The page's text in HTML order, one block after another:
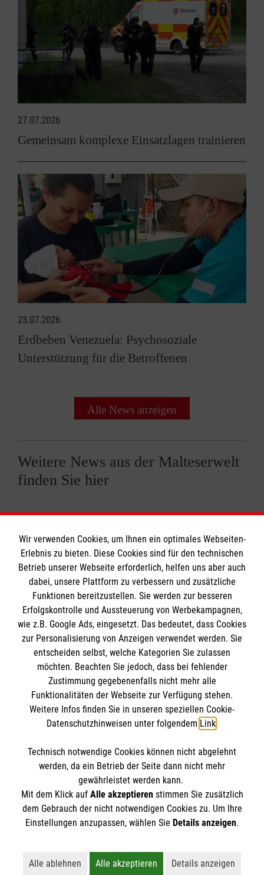
27.07.2026
Gemeinsam komplexe Einsatzlagen trainieren
23.07.2026
Erdbeben Venezuela: Psychosoziale
Unterstützung für die Betroffenen
Alle News anzeigen
Weitere News aus der Malteserwelt
finden Sie hier
Informationen
Impressum
Datenschutz
Kontakt
Barrierefreiheit
Die Malteser
Malteser in Deutschland
Malteserorden
Sharepoint
Spendenkonto
Bank: PAX Bank für Kirche und Caritas eG
IBAN: DE35 3706 0120 1201 2135 30
BIC: GENODED1PA7
So finden Sie uns
Ziegeleistraße 4
84149 Velden
Email:malteser.velden@malteser.org
Der Malteser Hilfsdienst e.V. ist als eingetragene
Gewerbesteuer befreit.
Wir verwenden Cookies, um Ihnen ein optimales Webseiten-
Erlebnis zu bieten. Diese Cookies sind für den technischen
Betrieb unserer Webseite erforderlich, helfen uns aber auch
dabei, unsere Plattform zu verbessern und zusätzliche
Funktionen bereitzustellen. Sie werden zur besseren
Erfolgskontrolle und Aussteuerung von Werbekampagnen,
wie z.B. Google Ads, eingesetzt. Das bedeutet, dass Cookies
zur Personalisierung von Anzeigen verwendet werden. Sie
entscheiden selbst, welche Kategorien Sie zulassen
möchten. Beachten Sie jedoch, dass bei fehlender
Zustimmung gegebenenfalls nicht mehr alle
Funktionalitäten der Webseite zur Verfügung stehen.
Weitere Infos finden Sie in unseren speziellen Cookie-
Datenschutzhinweisen unter folgendem Link.
Technisch notwendige Cookies können nicht abgelehnt
werden, da ein Betrieb der Seite dann nicht mehr
gewährleistet werden kann.
Mit dem Klick auf Alle akzeptierenstimmen Sie zusätzlich
dem Gebrauch der nicht notwendigen Cookies zu. Um Ihre
Einstellungen anzupassen, wählen Sie Details anzeigen.
Alle ablehnen
Alle akzeptieren
Details anzeigen